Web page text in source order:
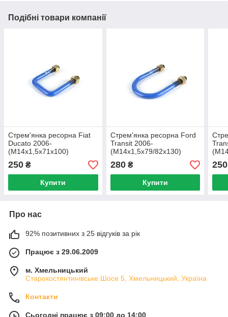
Подібні товари компанії
Стрем'янка ресорна Fiat
Ducato 2006-
(M14x1,5x71x100)
BMT00560 W/N
250 ₴
Купити
Стрем'янка ресорна Ford
Transit 2006-
(M14x1,5x79/82x130)
BMT00557 W/N
280₴
Купити
250
Про нас
92% позитивних з 25 відгуків за рік
Працює з 29.06.2009
м. Хмельницький
Старокостянтинівське Шосе 5, Хмельницький, Україна
Контакти
Сьогодні працює з 09:00 до 14:00